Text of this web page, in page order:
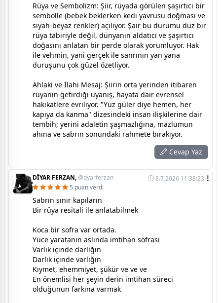
Rüya ve Sembolizm: Şiir, rüyada görülen şaşırtıcı bir
sembolle (bebek beklerken kedi yavrusu doğması ve
siyah-beyaz renkler) açılıyor. Şair bu durumu düz bir
rüya tabiriyle değil, dünyanın aldatıcı ve şaşırtıcı
doğasını anlatan bir perde olarak yorumluyor. Hak
ile vehmin, yani gerçek ile sanrının yan yana
duruşunu çok güzel özetliyor.
Ahlaki ve İlahi Mesaj: Şiirin orta yerinden itibaren
rüyanın getirdiği uyanış, hayata dair evrensel
hakikatlere evriliyor. "Yüz güler diye hemen, her
kapıya da kanma" dizesindeki insan ilişkilerine dair
tembih; yerini adaletin şaşmazlığına, mazlumun
ahına ve sabrın sonundaki rahmete bırakıyor.
Cevap Yaz
DÏYAR FERZAN,@dyarferzan
8.7.2026 11:38:23
5 puan verdi
Sabrın sınır kapıların
Bir rüya resitali ile anlatabilmek
Koca bir sofra var ortada.
Yüce yaratanın aslında imtihan sofrası
Varlık içinde darlığın
Darlık içinde varlığın
Kıymet, ehemmiyet, şükür ve ve ve
En önemlisi her şeyin derin imtihan süreci
olduğunun farkına varmak